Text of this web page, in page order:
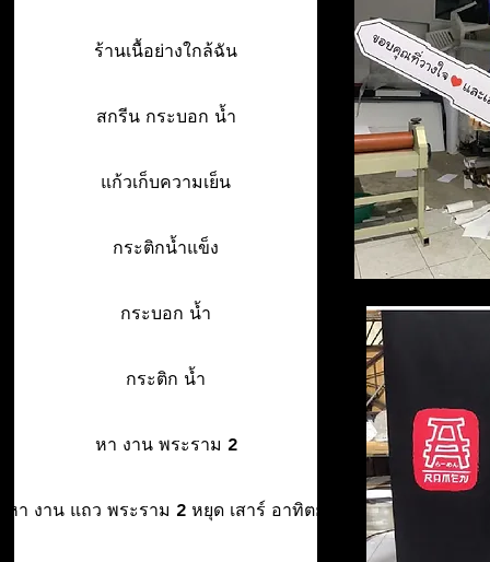
ร้านเนื้อย่างใกล้ฉัน
สกรีน กระบอก น้ำ
แก้วเก็บความเย็น
กระติกน้ำแข็ง
กระบอก น้ำ
กระติก น้ำ
หา งาน พระราม 2
หา งาน แถว พระราม 2 หยุด เสาร์ อาทิตย์